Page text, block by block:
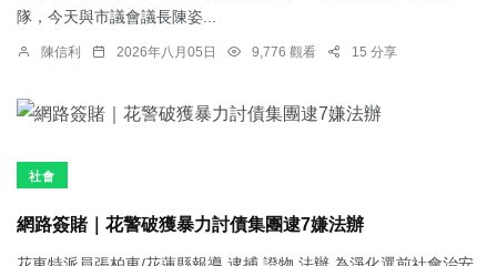
隊，今天與市議會議長陳姿...
陳信利 2026年八月05日 9,776 觀看 15 分享
社會
網路簽賭｜花警破獲暴力討債集團逮7嫌法辦